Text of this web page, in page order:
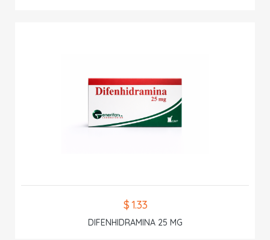
$ 1.33
DIFENHIDRAMINA 25 MG